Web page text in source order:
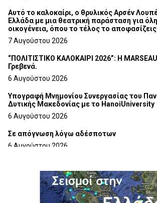
Αυτό το καλοκαίρι, ο θρυλικός Αρσέν
Ελλάδα με μια θεατρική παράσταση για
οικογένεια, όπου το τέλος το
7 Αυγούστου 2026
“ΠΟΛΙΤΙΣΤΙΚΟ ΚΑΛΟΚΑΙΡΙ 2026”: Η
Γρεβενά.
6 Αυγούστου 2026
Υπογραφή Μνημονίου Συνεργασίας του
Δυτικής Μακεδονίας με το HanoiUniversity
6 Αυγούστου 2026
Σε απόγνωση λόγω αδέσποτων
6 Αυγούστου 2026
6 Αυγούστου 2026
Ολοκληρώνεται η ασφαλτόστρωση της